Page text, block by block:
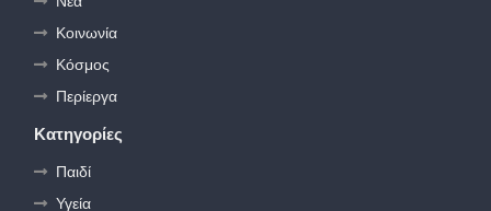
Κοινωνία
Κόσμος
Περίεργα
Κατηγορίες
Παιδί
Υγεία